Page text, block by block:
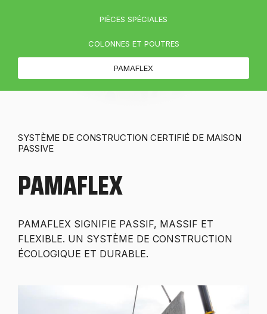
PIÈCES SPÉCIALES
COLONNES ET POUTRES
PAMAFLEX
SYSTÈME DE CONSTRUCTION CERTIFIÉ DE MAISON
PASSIVE
PAMAFLEX
PAMAFLEX SIGNIFIE PASSIF, MASSIF ET
FLEXIBLE. UN SYSTÈME DE CONSTRUCTION
ÉCOLOGIQUE ET DURABLE.